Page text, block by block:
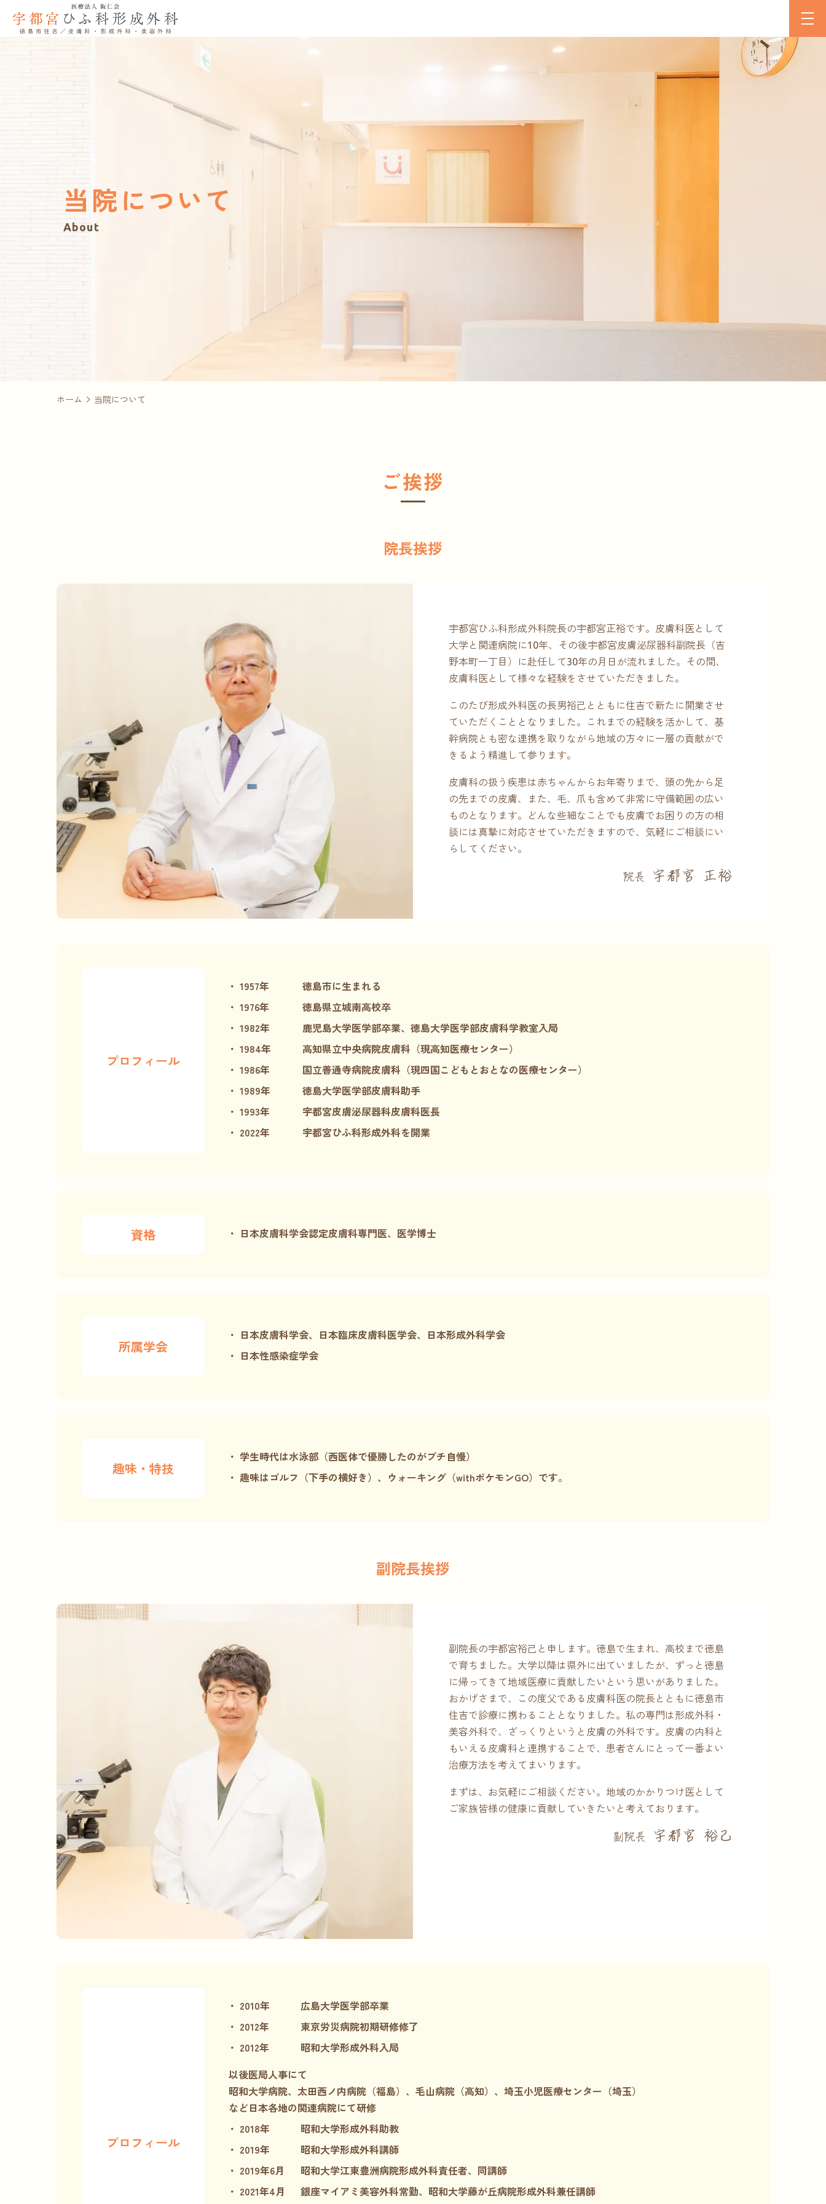
当院について
About
ホーム 当院について
ご挨拶
院長挨拶
宇都宮ひふ科形成外科院長の宇都宮正裕です。皮膚科医として
大学と関連病院に10年、その後宇都宮皮膚泌尿器科副院長（吉
野本町一丁目）に赴任して30年の月日が流れました。その間、
皮膚科医として様々な経験をさせていただきました。
このたび形成外科医の長男裕己とともに住吉で新たに開業させ
ていただくこととなりました。これまでの経験を活かして、基
幹病院とも密な連携を取りながら地域の方々に一層の貢献がで
きるよう精進して参ります。
皮膚科の扱う疾患は赤ちゃんからお年寄りまで、頭の先から足
の先までの皮膚、また、毛、爪も含めて非常に守備範囲の広い
ものとなります。どんな些細なことでも皮膚でお困りの方の相
談には真摯に対応させていただきますので、気軽にご相談にい
らしてください。
プロフィール
1957年
徳島市に生まれる
1976年
徳島県立城南高校卒
1982年
鹿児島大学医学部卒業、徳島大学医学部皮膚科学教室入局
1984年
高知県立中央病院皮膚科 （現高知医療センター）
1986年
国立善通寺病院皮膚科 （現四国こどもとおとなの医療センター）
1989年
徳島大学医学部皮膚科助手
1993年
宇都宮皮膚泌尿器科皮膚科医長
2022年
宇都宮ひふ科形成外科を開業
資格 日本皮膚科学会認定皮膚科専門医、医学博士
所属学会
日本皮膚科学会、日本臨床皮膚科医学会、日本形成外科学会
日本性感染症学会
趣味・特技
学生時代は水泳部（西医体で優勝したのがプチ自慢）
趣味はゴルフ（下手の横好き）、ウォーキング（withポケモンGO）です。
副院長挨拶
副院長の宇都宮裕己と申します。徳島で生まれ、高校まで徳島
で育ちました。大学以降は県外に出ていましたが、ずっと徳島
に帰ってきて地域医療に貢献したいという思いがありました。
おかげさまで、この度父である皮膚科医の院長とともに徳島市
住吉で診療に携わることとなりました。私の専門は形成外科・
美容外科で、ざっくりというと皮膚の外科です。皮膚の内科と
もいえる皮膚科と連携することで、患者さんにとって一番よい
治療方法を考えてまいります。
まずは、お気軽にご相談ください。地域のかかりつけ医として
ご家族皆様の健康に貢献していきたいと考えております。
プロフィール
2010年
広島大学医学部卒業
2012年
東京労災病院初期研修修了
2012年
昭和大学形成外科入局
以後医局人事にて
昭和大学病院、太田西ノ内病院（福島）、毛山病院（高知）、埼玉小児医療センター（埼玉）
など日本各地の関連病院にて研修
2018年
昭和大学形成外科助教
2019年
昭和大学形成外科講師
2019年6月
昭和大学江東豊洲病院形成外科責任者、同講師
2021年4月
銀座マイアミ美容外科常勤、昭和大学藤が丘病院形成外科兼任講師